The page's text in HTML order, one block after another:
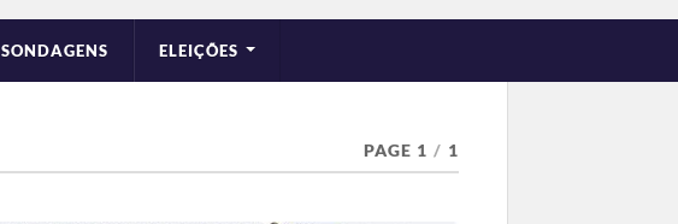
SONDAGENS ELEIÇÕES
PAGE 1 / 1